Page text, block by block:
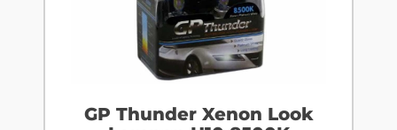
GP Thunder Xenon Look